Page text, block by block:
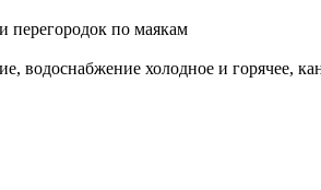
перегородок по маякам
водоснабжение холодное и горячее,